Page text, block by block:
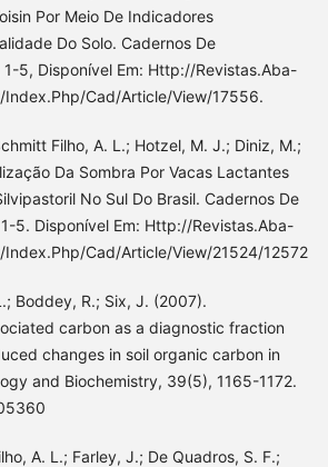
Por Meio De Indicadores
Do Solo. Cadernos De
5, Disponível Em: Http://Revistas.Aba-
Index.Php/Cad/Article/View/17556.
Filho, A. L.; Hotzel, M. J.; Diniz, M.;
Da Sombra Por Vacas Lactantes
No Sul Do Brasil. Cadernos De
5. Disponível Em: Http://Revistas.Aba-
Cad/Article/View/21524/12572
Boddey, R.; Six, J. (2007).
carbon as a diagnostic fraction
changes in soil organic carbon in
and Biochemistry, 39(5), 1165-1172.
A. L.; Farley, J.; De Quadros, S. F.;